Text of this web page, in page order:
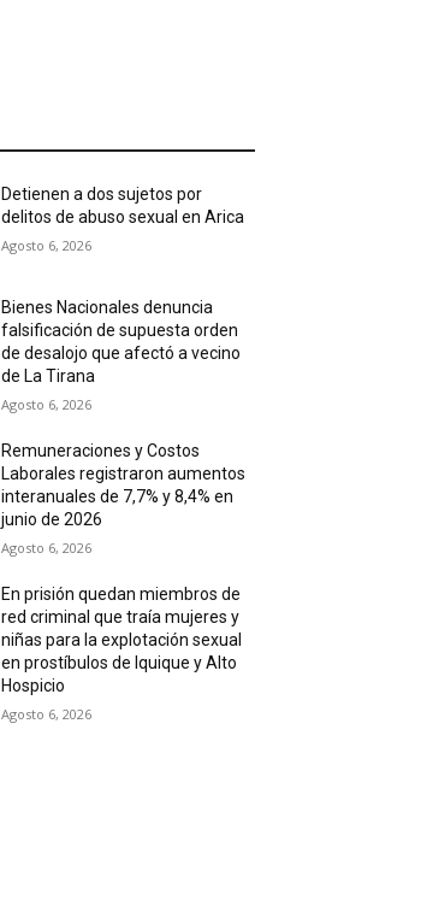
Detienen a dos sujetos por
delitos de abuso sexual en Arica
Agosto 6, 2026
Bienes Nacionales denuncia
falsificación de supuesta orden
de desalojo que afectó a vecino
de La Tirana
Agosto 6, 2026
Remuneraciones y Costos
Laborales registraron aumentos
interanuales de 7,7% y 8,4% en
junio de 2026
Agosto 6, 2026
En prisión quedan miembros de
red criminal que traía mujeres y
niñas para la explotación sexual
en prostíbulos de Iquique y Alto
Hospicio
Agosto 6, 2026